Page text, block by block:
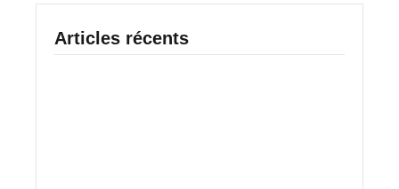
Articles récents